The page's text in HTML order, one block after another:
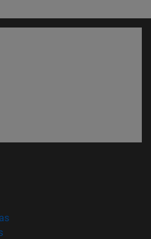
ventana)
(abre en nueva ventana)
(abre en nueva ventana)